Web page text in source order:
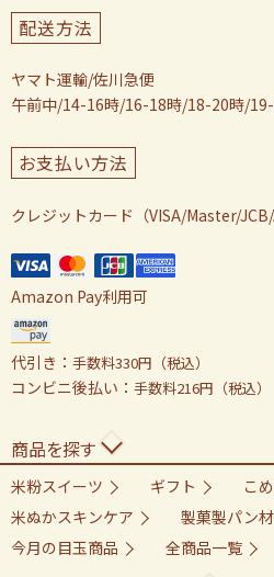
配送方法
ヤマト運輸/佐川急便
午前中/14-16時/16-18時/18-20時/
お支払い方法
クレジットカード（VISA/Master/JCB/
Amazon Pay利用可
代引き： 手数料330円（税込）
コンビニ後払い： 手数料216円（税込）
商品を探す
米粉スイーツ ギフト
こ
米ぬかスキンケア
製菓製パン
今月の目玉商品
全商品一覧